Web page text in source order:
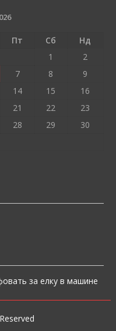
Пт Сб
Нд
1
2
7 8
9
14 15
16
21 22
23
28 29
30
за елку в машине